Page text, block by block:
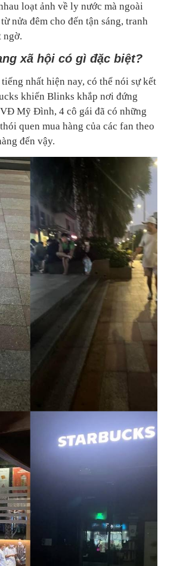
loạt ảnh về ly nước mà ngoài
nửa đêm cho đến tận sáng, tranh
ngờ.
xã hội có gì đặc biệt?
nhất hiện nay, có thể nói sự kết
khiến Blinks khắp nơi đứng
Mỹ Đình, 4 cô gái đã có những
quen mua hàng của các fan theo
đến vậy.